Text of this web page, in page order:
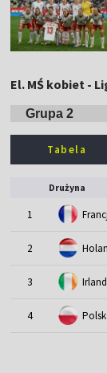
El. MŚ kobiet -
Tabela
Drużyna
1
2
3
4